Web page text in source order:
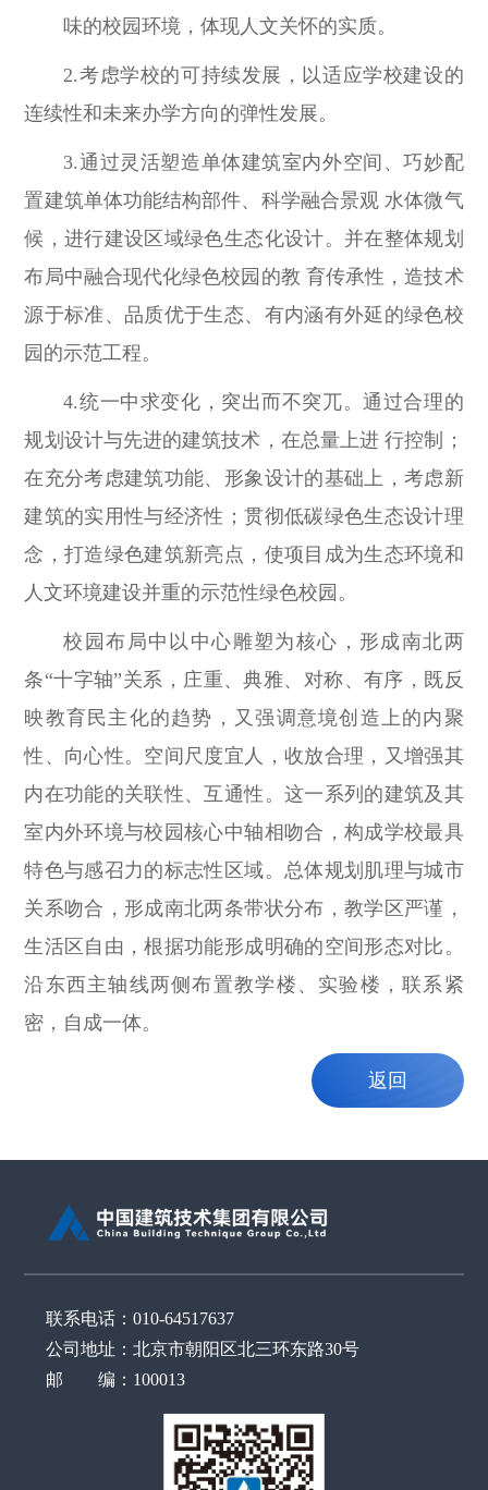
味的校园环境，体现人文关怀的实质。
2.考虑学校的可持续发展，以适应学校建设的
连续性和未来办学方向的弹性发展。
3.通过灵活塑造单体建筑室内外空间、巧妙配
置建筑单体功能结构部件、科学融合景观 水体微气
候，进行建设区域绿色生态化设计。并在整体规划
布局中融合现代化绿色校园的教 育传承性，造技术
源于标准、品质优于生态、有内涵有外延的绿色校
园的示范工程。
4.统一中求变化，突出而不突兀。通过合理的
规划设计与先进的建筑技术，在总量上进 行控制；
在充分考虑建筑功能、形象设计的基础上，考虑新
建筑的实用性与经济性；贯彻低碳绿色生态设计理
念，打造绿色建筑新亮点，使项目成为生态环境和
人文环境建设并重的示范性绿色校园。
校园布局中以中心雕塑为核心，形成南北两
条“十字轴”关系，庄重、典雅、对称、有序，既反
映教育民主化的趋势，又强调意境创造上的内聚
性、向心性。空间尺度宜人，收放合理，又增强其
内在功能的关联性、互通性。这一系列的建筑及其
室内外环境与校园核心中轴相吻合，构成学校最具
特色与感召力的标志性区域。总体规划肌理与城市
关系吻合，形成南北两条带状分布，教学区严谨，
生活区自由，根据功能形成明确的空间形态对比。
沿东西主轴线两侧布置教学楼、实验楼，联系紧
密，自成一体。
返回
联系电话：010-64517637
公司地址：北京市朝阳区北三环东路30号
邮 编：100013